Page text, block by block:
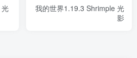
我的世界1.19.3 Shrimple 光
影